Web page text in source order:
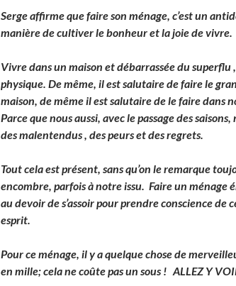
Serge affirme que faire son ménage, c’est un
manière de cultiver le bonheur et la joie de vivre.
Vivre dans un maison et débarrassée du superflu ,
physique. De même, il est salutaire de faire le
maison, de même il est salutaire de le faire dans
Parce que nous aussi, avec le passage des
des malentendus , des peurs et des regrets.
Tout cela est présent, sans qu’on le remarque
encombre, parfois à notre issu. Faire un ménage
au devoir de s’assoir pour prendre conscience de
esprit.
Pour ce ménage, il y a quelque chose de
en mille; cela ne coûte pas un sous ! ALLEZ Y